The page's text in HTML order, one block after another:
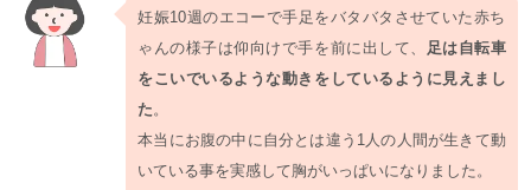
妊娠10週のエコーで手足をバタバタさせていた赤ち
ゃんの様子は仰向けで手を前に出して、
足は自転車
をこいでいるような動きをしているように見えまし
た 。
本当にお腹の中に自分とは違う1人の人間が生きて動
いている事を実感して胸がいっぱいになりました。